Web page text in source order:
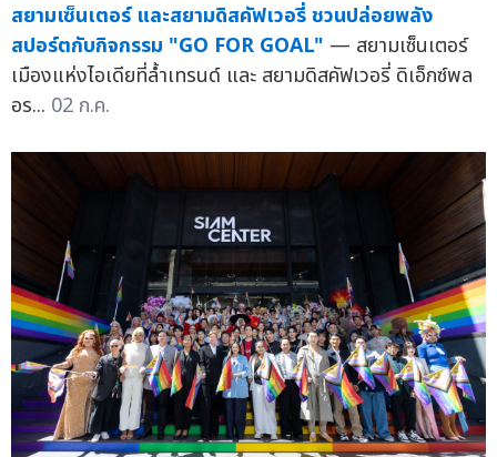
สยามเซ็นเตอร์ และสยามดิสคัฟเวอรี่ ชวนปล่อยพลัง
สปอร์ตกับกิจกรรม "GO FOR GOAL" — สยามเซ็นเตอร์
เมืองแห่งไอเดียที่ล้ำเทรนด์ และ สยามดิสคัฟเวอรี่ ดิเอ็กซ์พล
อร... 02 ก.ค.